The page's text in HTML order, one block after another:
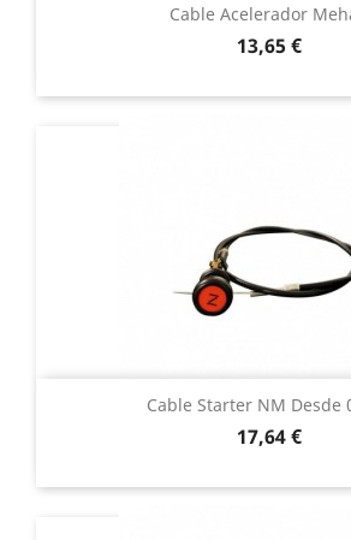
Cable Acelerador
Precio
13,65 €
Cable Starter NM Desde
Precio
17,64 €